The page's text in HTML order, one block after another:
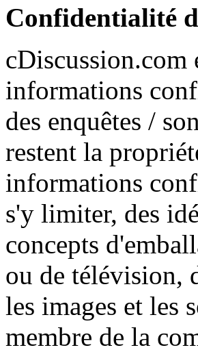
Confidentialité
cDiscussion.com
informations
des enquêtes /
restent la
informations
s'y limiter, des
concepts
ou de télévision,
les images et les
membre de la